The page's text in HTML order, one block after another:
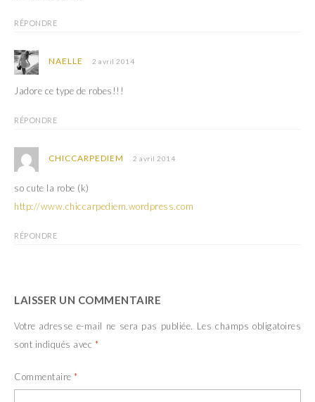
RÉPONDRE
NAELLE 2 avril 2014
Jadore ce type de robes!!!
RÉPONDRE
CHICCARPEDIEM 2 avril 2014
so cute la robe (k)
http://www.chiccarpediem.wordpress.com
RÉPONDRE
LAISSER UN COMMENTAIRE
Votre adresse e-mail ne sera pas publiée. Les champs obligatoires
sont indiqués avec *
Commentaire *